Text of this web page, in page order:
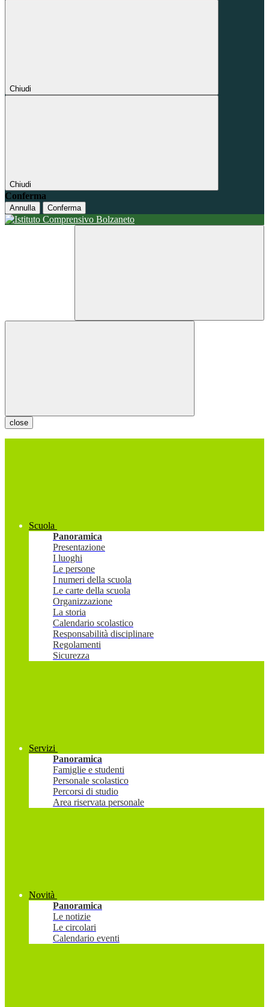
Chiudi
Chiudi
Conferma
Annulla Conferma
close
Scuola
Panoramica
Presentazione
I luoghi
Le persone
I numeri della scuola
Le carte della scuola
Organizzazione
La storia
Calendario scolastico
Responsabilità disciplinare
Regolamenti
Sicurezza
Servizi
Panoramica
Famiglie e studenti
Personale scolastico
Percorsi di studio
Area riservata personale
Novità
Panoramica
Le notizie
Le circolari
Calendario eventi